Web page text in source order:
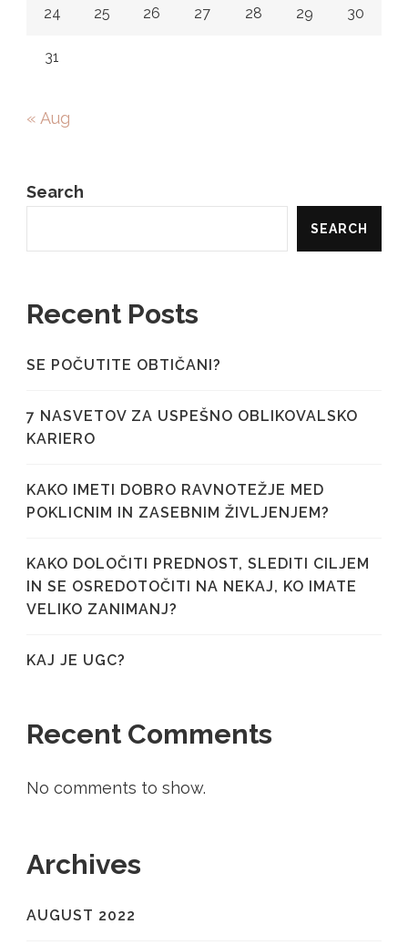
24 25 26 27 28 29 30
31
« Aug
Search
SEARCH
Recent Posts
SE POČUTITE OBTIČANI?
7 NASVETOV ZA USPEŠNO OBLIKOVALSKO
KARIERO
KAKO IMETI DOBRO RAVNOTEŽJE MED
POKLICNIM IN ZASEBNIM ŽIVLJENJEM?
KAKO DOLOČITI PREDNOST, SLEDITI CILJEM
IN SE OSREDOTOČITI NA NEKAJ, KO IMATE
VELIKO ZANIMANJ?
KAJ JE UGC?
Recent Comments
No comments to show.
Archives
AUGUST 2022